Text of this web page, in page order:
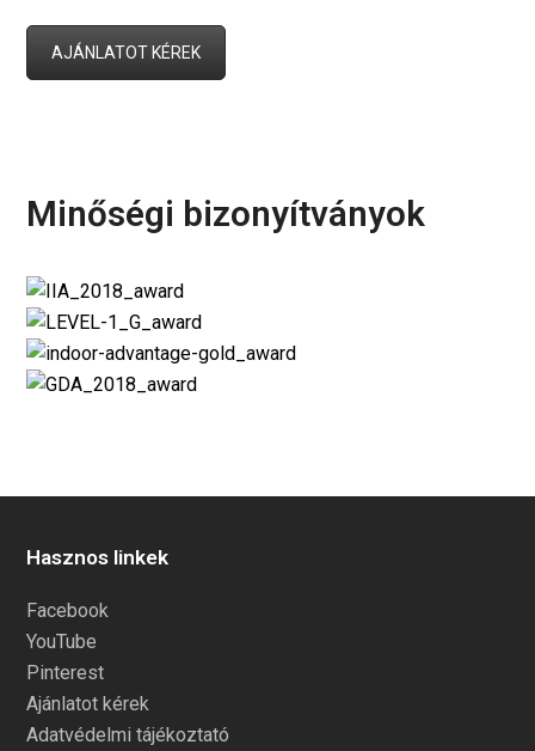
AJÁNLATOT KÉREK
Minőségi bizonyítványok
Hasznos linkek
Facebook
YouTube
Pinterest
Ajánlatot kérek
Adatvédelmi tájékoztató